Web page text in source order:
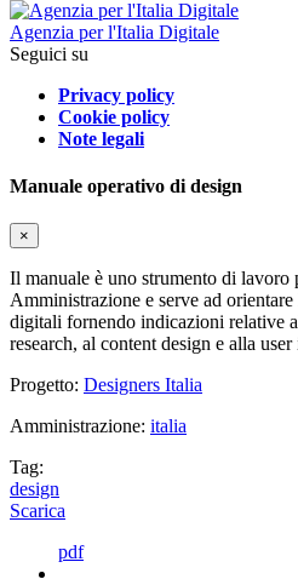
Agenzia per l'Italia Digitale
Seguici su
Privacy policy
Cookie policy
Note legali
Manuale operativo di design
×
Il manuale è uno strumento di lavoro
Amministrazione e serve ad
digitali fornendo indicazioni relative
research, al content design e alla user
Progetto: Designers Italia
Amministrazione: italia
Tag:
design
Scarica
pdf